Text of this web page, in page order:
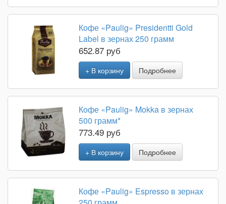
Кофе «Paulig» Presidentti Gold
Label в зернах 250 грамм
652.87 руб
+ В корзину Подробнее
Кофе «Paulig» Mokka в зернах
500 грамм*
773.49 руб
+ В корзину Подробнее
Кофе «Paulig» Espresso в зернах